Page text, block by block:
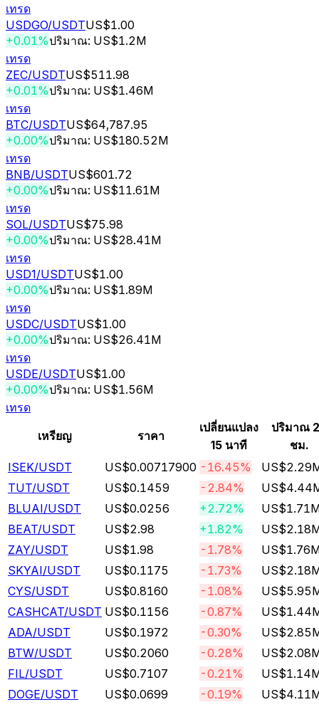
เทรด
USDGO/USDTUS$1.00
+0.01%ปริมาณ: US$1.2M
เทรด
ZEC/USDTUS$511.98
+0.01%ปริมาณ: US$1.46M
เทรด
BTC/USDTUS$64,787.95
+0.00%ปริมาณ: US$180.52M
เทรด
BNB/USDTUS$601.72
+0.00%ปริมาณ: US$11.61M
เทรด
SOL/USDTUS$75.98
+0.00%ปริมาณ: US$28.41M
เทรด
USD1/USDTUS$1.00
+0.00%ปริมาณ: US$1.89M
เทรด
USDC/USDTUS$1.00
+0.00%ปริมาณ: US$26.41M
เทรด
USDE/USDTUS$1.00
+0.00%ปริมาณ: US$1.56M
เทรด
เหรียญ
ราคา
เปลี่ยนแปลง
15 นาที
ปริมาณ
ชม.
ISEK/USDT US$0.00717900 -16.45%
TUT/USDT US$0.1459 -2.84%
BLUAI/USDT US$0.0256 +2.72%
BEAT/USDT US$2.98 +1.82%
ZAY/USDT US$1.98 -1.78%
SKYAI/USDT US$0.1175 -1.73%
CYS/USDT US$0.8160 -1.08%
CASHCAT/USDT US$0.1156 -0.87%
ADA/USDT US$0.1972 -0.30%
BTW/USDT US$0.2060 -0.28%
FIL/USDT US$0.7107 -0.21%
DOGE/USDT US$0.0699 -0.19%